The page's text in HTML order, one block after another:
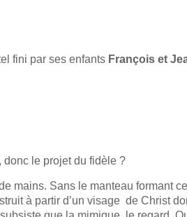
fini par ses enfants François et
donc le projet du fidèle ?
mains. Sans le manteau formant
à partir d’un visage de Christ